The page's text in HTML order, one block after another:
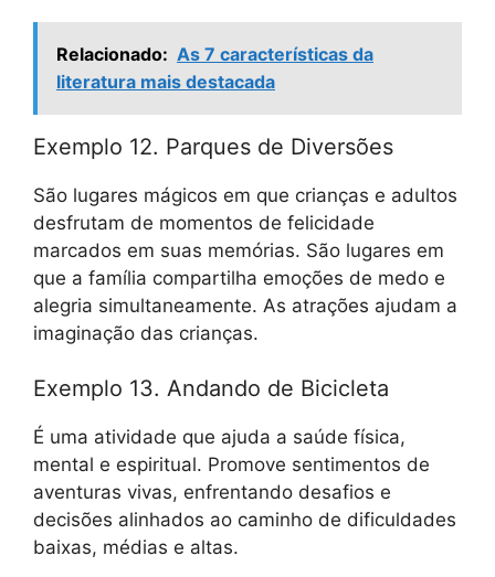
Relacionado: As 7 características da
literatura mais destacada
Exemplo 12. Parques de Diversões
São lugares mágicos em que crianças e adultos
desfrutam de momentos de felicidade
marcados em suas memórias. São lugares em
que a família compartilha emoções de medo e
alegria simultaneamente. As atrações ajudam a
imaginação das crianças.
Exemplo 13. Andando de Bicicleta
É uma atividade que ajuda a saúde física,
mental e espiritual. Promove sentimentos de
aventuras vivas, enfrentando desafios e
decisões alinhados ao caminho de dificuldades
baixas, médias e altas.